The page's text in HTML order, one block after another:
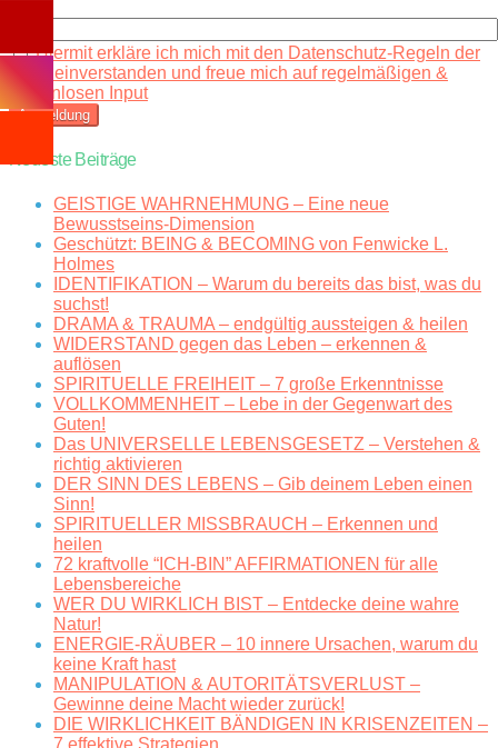
Hiermit erkläre ich mich mit den Datenschutz-Regeln der
Seite einverstanden und freue mich auf regelmäßigen &
kostenlosen Input
Neueste Beiträge
GEISTIGE WAHRNEHMUNG – Eine neue
Bewusstseins-Dimension
Geschützt: BEING & BECOMING von Fenwicke L.
Holmes
IDENTIFIKATION – Warum du bereits das bist, was du
suchst!
DRAMA & TRAUMA – endgültig aussteigen & heilen
WIDERSTAND gegen das Leben – erkennen &
auflösen
SPIRITUELLE FREIHEIT – 7 große Erkenntnisse
VOLLKOMMENHEIT – Lebe in der Gegenwart des
Guten!
Das UNIVERSELLE LEBENSGESETZ – Verstehen &
richtig aktivieren
DER SINN DES LEBENS – Gib deinem Leben einen
Sinn!
SPIRITUELLER MISSBRAUCH – Erkennen und
heilen
72 kraftvolle “ICH-BIN” AFFIRMATIONEN für alle
Lebensbereiche
WER DU WIRKLICH BIST – Entdecke deine wahre
Natur!
ENERGIE-RÄUBER – 10 innere Ursachen, warum du
keine Kraft hast
MANIPULATION & AUTORITÄTSVERLUST –
Gewinne deine Macht wieder zurück!
DIE WIRKLICHKEIT BÄNDIGEN IN KRISENZEITEN –
7 effektive Strategien